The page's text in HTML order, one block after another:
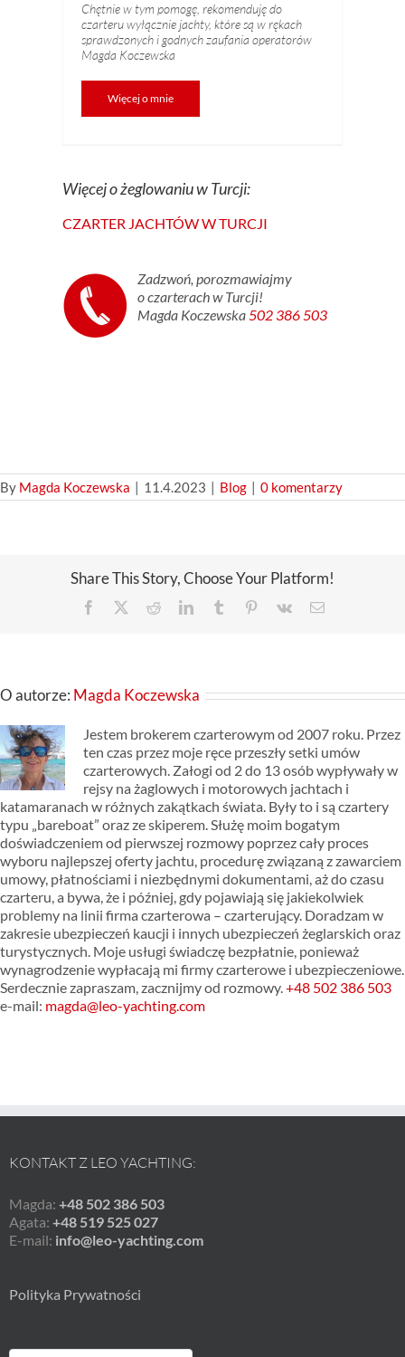
Chętnie w tym pomogę, rekomenduję do
czarteru wyłącznie jachty, które są w rękach
sprawdzonych i godnych zaufania operatorów
Magda Koczewska
Więcej o mnie
Więcej o żeglowaniu w Turcji:
CZARTER JACHTÓW W TURCJI
Zadzwoń, porozmawiajmy
o czarterach w Turcji!
Magda Koczewska502 386 503
By Magda Koczewska | 11.4.2023 | Blog | 0 komentarzy
Share This Story, Choose Your Platform!
Facebook RedditLinkedInTumblr Pinterest
Vk Email
O autorze: Magda Koczewska
Jestem brokerem czarterowym od 2007 roku. Przez
ten czas przez moje ręce przeszły setki umów
czarterowych. Załogi od 2 do 13 osób wypływały w
rejsy na żaglowych i motorowych jachtach i
katamaranach w różnych zakątkach świata. Były to i są czartery
typu „bareboat” oraz ze skiperem. Służę moim bogatym
doświadczeniem od pierwszej rozmowy poprzez cały proces
wyboru najlepszej oferty jachtu, procedurę związaną z zawarciem
umowy, płatnościami i niezbędnymi dokumentami, aż do czasu
czarteru, a bywa, że i później, gdy pojawiają się jakiekolwiek
problemy na linii firma czarterowa – czarterujący. Doradzam w
zakresie ubezpieczeń kaucji i innych ubezpieczeń żeglarskich oraz
turystycznych. Moje usługi świadczę bezpłatnie, ponieważ
wynagrodzenie wypłacają mi firmy czarterowe i ubezpieczeniowe.
Serdecznie zapraszam, zacznijmy od rozmowy. +48 502 386 503
e-mail: magda@leo-yachting.com
KONTAKT Z LEO YACHTING:
Magda: +48 502 386 503
Agata: +48 519 525 027
E-mail: info@leo-yachting.com
Polityka Prywatności